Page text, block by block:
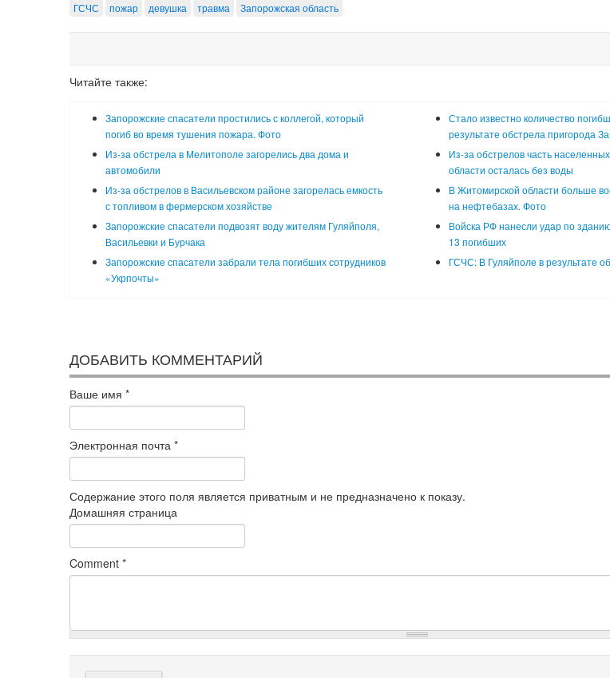
ГСЧС
пожар девушка травма Запорожская область
Читайте также:
Запорожские спасатели простились с коллегой, который
погиб во время тушения пожара. Фото
Стало известно количество
результате обстрела пригорода
Из-за обстрела в Мелитополе загорелись два дома и
автомобили
Из-за обстрелов часть
области осталась без воды
Из-за обстрелов в Васильевском районе загорелась емкость
с топливом в фермерском хозяйстве
В Житомирской области больше
на нефтебазах. Фото
Запорожские спасатели подвозят воду жителям Гуляйполя,
Васильевки и Бурчака
Войска РФ нанесли удар по
13 погибших
Запорожские спасатели забрали тела погибших сотрудников
«Укрпочты»
ГСЧС: В Гуляйполе в результате
ДОБАВИТЬ КОММЕНТАРИЙ
Ваше имя *
Электронная почта *
Содержание этого поля является приватным и не предназначено к показу.
Домашняя страница
Comment *